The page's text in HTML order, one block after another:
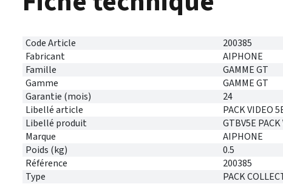
Code Article
200385
Fabricant
AIPHONE
Famille
GAMME GT
Gamme
GAMME GT
Garantie (mois)
24
Libellé article
PACK VIDEO
Libellé produit
GTBV5E
Marque
AIPHONE
Poids (kg)
0.5
Référence
200385
Type
PACK